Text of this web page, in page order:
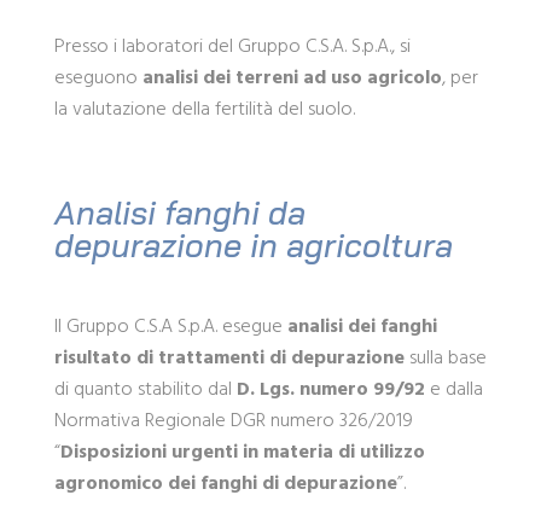
Presso i laboratori del Gruppo C.S.A. S.p.A., si
eseguono analisi dei terreni ad uso agricolo, per
la valutazione della fertilità del suolo.
Analisi fanghi da
depurazione in agricoltura
Il Gruppo C.S.A S.p.A. esegue analisi dei fanghi
risultato di trattamenti di depurazionesulla base
di quanto stabilito dal D. Lgs. numero 99/92 e dalla
Normativa Regionale DGR numero 326/2019
“Disposizioni urgenti in materia di utilizzo
agronomico dei fanghi di depurazione”.